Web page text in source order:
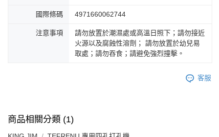
國際條碼 4971660062744
注意事項
請勿放置於潮濕處或高溫日照下；請勿接近
火源以及腐蝕性溶劑； 請勿放置於幼兒易
取處；請勿吞食；請避免強烈撞擊。
客服
商品相關分類 (1)